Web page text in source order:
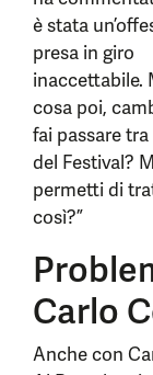
è stata
presa in giro
inaccettabile.
cosa poi,
fai passare
del Festival?
permetti di
così?”
Carlo
Anche con